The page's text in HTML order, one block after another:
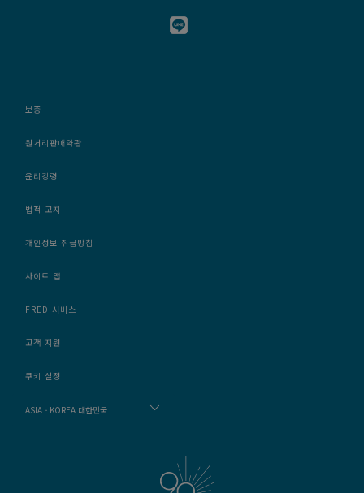
보증
원거리판매약관
윤리강령
법적 고지
개인정보 취급방침
사이트 맵
FRED 서비스
고객 지원
쿠키 설정
ASIA - KOREA 대한민국